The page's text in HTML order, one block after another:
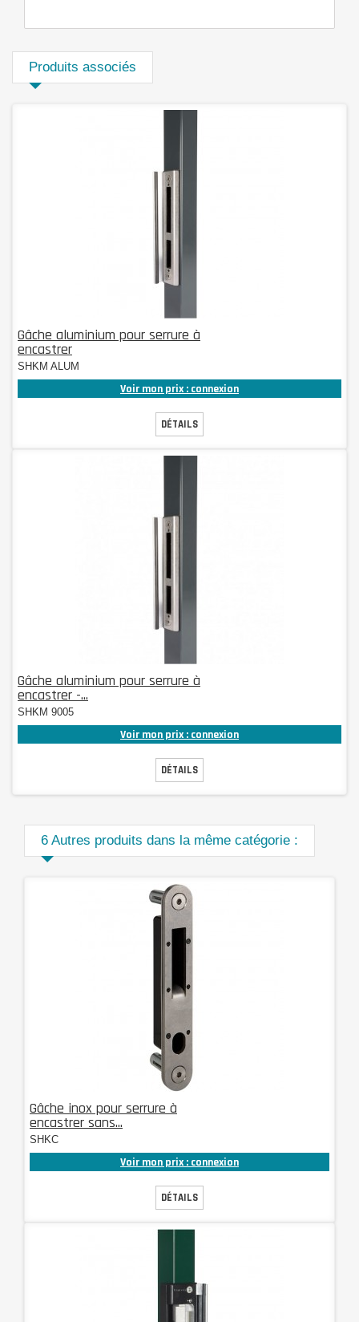
Produits associés
Gâche aluminium pour serrure à
encastrer
SHKM ALUM
Voir mon prix : connexion
DÉTAILS
Gâche aluminium pour serrure à
encastrer -...
SHKM 9005
Voir mon prix : connexion
DÉTAILS
6 Autres produits dans la même catégorie :
Gâche inox pour serrure à
encastrer sans...
SHKC
Voir mon prix : connexion
DÉTAILS